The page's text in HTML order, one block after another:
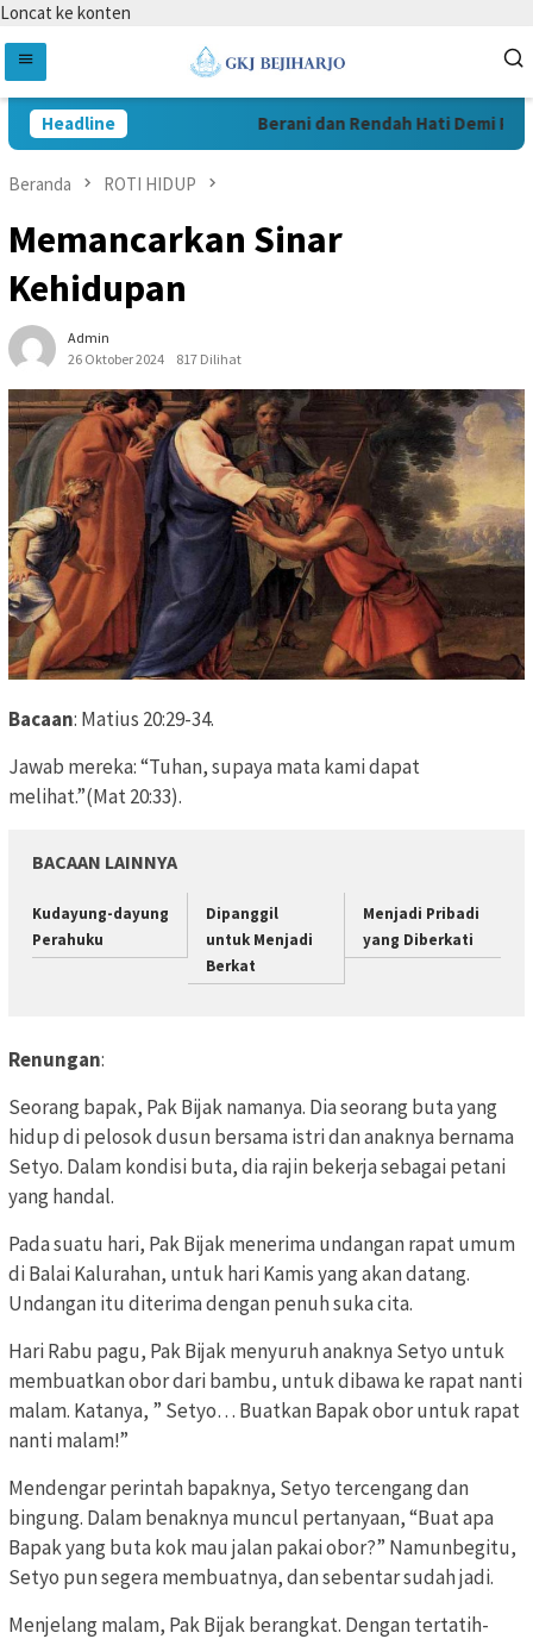
Loncat ke konten
Headline Berani dan Rendah Hati Demi
Beranda ROTI HIDUP
Memancarkan Sinar
Kehidupan
Admin
26 Oktober 2024
817 Dilihat
Bacaan: Matius 20:29-34.
Jawab mereka: “Tuhan, supaya mata kami dapat
melihat.”(Mat 20:33).
BACAAN LAINNYA
Kudayung-dayung
Perahuku
Dipanggil
untuk Menjadi
Berkat
Menjadi Pribadi
yang Diberkati
Renungan:
Seorang bapak, Pak Bijak namanya. Dia seorang buta yang
hidup di pelosok dusun bersama istri dan anaknya bernama
Setyo. Dalam kondisi buta, dia rajin bekerja sebagai petani
yang handal.
Pada suatu hari, Pak Bijak menerima undangan rapat umum
di Balai Kalurahan, untuk hari Kamis yang akan datang.
Undangan itu diterima dengan penuh suka cita.
Hari Rabu pagu, Pak Bijak menyuruh anaknya Setyo untuk
membuatkan obor dari bambu, untuk dibawa ke rapat nanti
malam. Katanya, ” Setyo… Buatkan Bapak obor untuk rapat
nanti malam!”
Mendengar perintah bapaknya, Setyo tercengang dan
bingung. Dalam benaknya muncul pertanyaan, “Buat apa
Bapak yang buta kok mau jalan pakai obor?” Namunbegitu,
Setyo pun segera membuatnya, dan sebentar sudah jadi.
Menjelang malam, Pak Bijak berangkat. Dengan tertatih-